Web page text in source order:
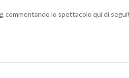
, commentando lo spettacolo qui di